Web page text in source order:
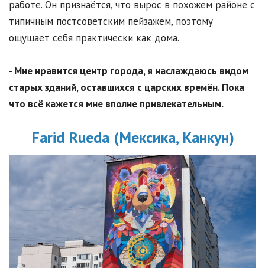
работе. Он признаётся, что вырос в похожем районе с
типичным постсоветским пейзажем, поэтому
ощущает себя практически как дома.
- Мне нравится центр города, я наслаждаюсь видом
старых зданий, оставшихся с царских времён. Пока
что всё кажется мне вполне привлекательным.
Farid Rueda (Мексика, Канкун)